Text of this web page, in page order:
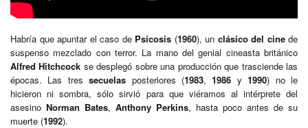
Habría que apuntar el caso de Psicosis (1960), un clásico del cinede
suspenso mezclado con terror. La mano del genial cineasta británico
Alfred Hitchcock se desplegó sobre una producción que trasciende las
épocas. Las tressecuelas posteriores (1983,1986 y1990) no le
hicieron ni sombra, sólo sirvió para que viéramos al intérprete del
asesino Norman Bates, Anthony Perkins, hasta poco antes de su
muerte (1992).